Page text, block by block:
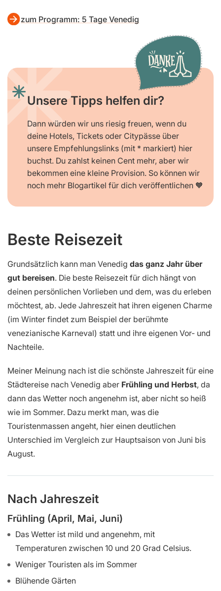
zum Programm: 5 Tage Venedig
Unsere Tipps helfen dir?
Dann würden wir uns riesig freuen, wenn du
deine Hotels, Tickets oder Citypässe über
unsere Empfehlungslinks (mit * markiert) hier
buchst. Du zahlst keinen Cent mehr, aber wir
bekommen eine kleine Provision. So können wir
noch mehr Blogartikel für dich veröffentlichen 🧡
Beste Reisezeit
Grundsätzlich kann man Venedig das ganz Jahr über
gut bereisen. Die beste Reisezeit für dich hängt von
deinen persönlichen Vorlieben und dem, was du erleben
möchtest, ab. Jede Jahreszeit hat ihren eigenen Charme
(im Winter findet zum Beispiel der berühmte
venezianische Karneval) statt und ihre eigenen Vor- und
Nachteile.
Meiner Meinung nach ist die schönste Jahreszeit für eine
Städtereise nach Venedig aber Frühling und Herbst, da
dann das Wetter noch angenehm ist, aber nicht so heiß
wie im Sommer. Dazu merkt man, was die
Touristenmassen angeht, hier einen deutlichen
Unterschied im Vergleich zur Hauptsaison von Juni bis
August.
Nach Jahreszeit
Frühling (April, Mai, Juni)
Das Wetter ist mild und angenehm, mit
Temperaturen zwischen 10 und 20 Grad Celsius.
Weniger Touristen als im Sommer
Blühende Gärten